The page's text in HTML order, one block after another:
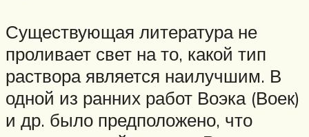
Существующая литература не
проливает свет на то, какой тип
раствора является наилучшим. В
одной из ранних работ Воэка (Воек)
и др. было предположено, что